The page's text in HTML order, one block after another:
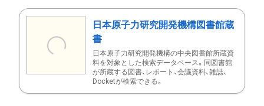
日本原子力研究開発機構図書館蔵
書
日本原子力研究開発機構の中央図書館所蔵資
料を対象とした検索データベース。同図書館
が所蔵する図書、レポート、会議資料、雑誌、
Docketが検索できる。